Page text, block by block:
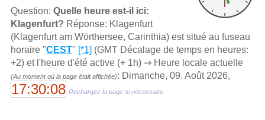
Question: Quelle heure est-il ici:
Klagenfurt? Réponse: Klagenfurt
(Klagenfurt am Wörthersee, Carinthia) est situé au fuseau
horaire "CEST" [*1] (GMT Décalage de temps en heures:
+2) et l'heure d'été active (+ 1h) ⇒ Heure locale actuelle
(Au moment où la page était affichée): Dimanche, 09. Août 2026,
17:30:08 Rechargez la page si nécessaire